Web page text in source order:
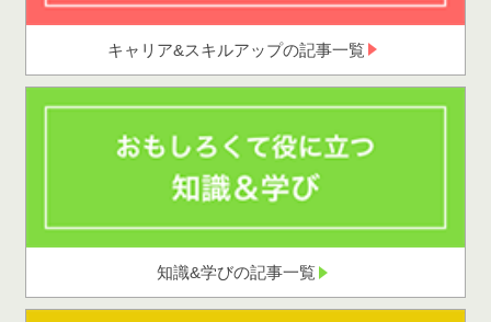
キャリア&スキルアップの記事一覧
知識&学びの記事一覧